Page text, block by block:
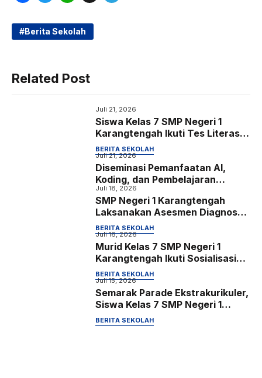
c
o
i
e
a
A
m
Berita Sekolah
Related Post
Juli 21, 2026
Siswa Kelas 7 SMP Negeri 1
Karangtengah Ikuti Tes Literasi,
Numerasi, Bakat Minat, serta
Identifikasi Kondisi Sosial
Emosional dan Konsentrasi
Belajar
BERITA SEKOLAH
Juli 21, 2026
Diseminasi Pemanfaatan AI,
Koding, dan Pembelajaran
Mendalam sebagai Upaya
Meningkatkan Kompetensi Guru
Juli 18, 2026
SMP Negeri 1 Karangtengah
Laksanakan Asesmen Diagnostik
Bersama Lembaga Psikologi
Kartika bagi Siswa Kelas 7
BERITA SEKOLAH
Juli 16, 2026
Murid Kelas 7 SMP Negeri 1
Karangtengah Ikuti Sosialisasi
Sekolah Ramah Anak dan Kreasi
Poster Digital
BERITA SEKOLAH
Juli 15, 2026
Semarak Parade Ekstrakurikuler,
Siswa Kelas 7 SMP Negeri 1
Karangtengah Kenali dan
Eksplorasi Potensi Diri
BERITA SEKOLAH